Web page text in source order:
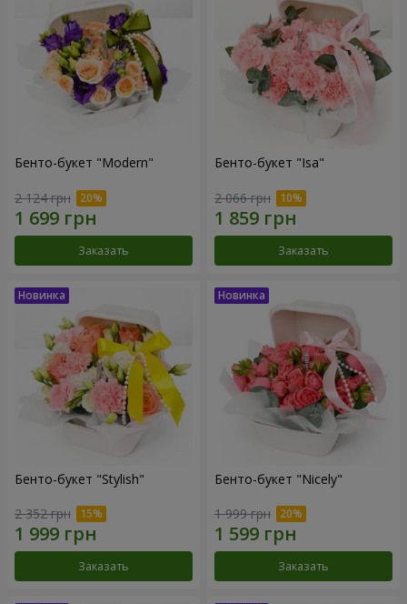
Бенто-букет "Modern"
2 124 грн
Заказать
Бенто-букет "Isa"
2 066 грн
Заказать
Бенто-букет "Stylish"
2 352 грн
Заказать
Бенто-букет "Nicely"
1 999 грн
Заказать